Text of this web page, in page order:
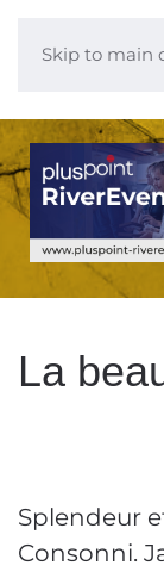
Skip to main
La
Splendeur
Consonni.